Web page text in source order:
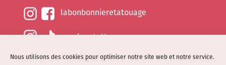
Nous utilisons des cookies pour optimiser notre site web et notre service.
labonbonnieretatouage
epsylonetattoo
kloelicious_